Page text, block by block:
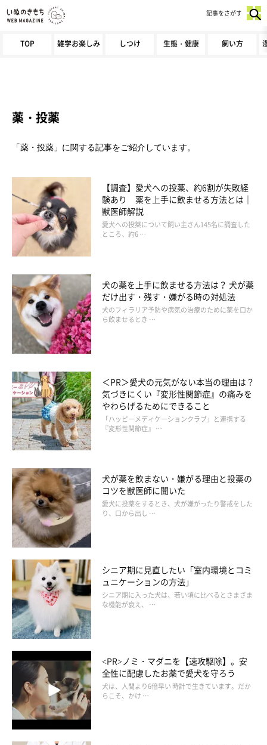
TOP 雑学お楽しみ しつけ 生態・健康 飼い方
記事をさがす
薬・投薬
「薬・投薬」に関する記事をご紹介しています。
【調査】愛犬への投薬、約6割が失敗経
験あり 薬を上手に飲ませる方法とは｜
獣医師解説
愛犬への投薬について飼い主さん145名に調査した
ところ、約6 …
犬の薬を上手に飲ませる方法は？ 犬が薬
だけ出す・残す・嫌がる時の対処法
犬のフィラリア予防や病気の治療のために薬を口か
ら飲ませるとき …
＜PR＞愛犬の元気がない本当の理由は？
気づきにくい『変形性関節症』の痛みを
やわらげるためにできること
「ハッピーメディケーションクラブ」と連携する
『変形性関節症』 …
犬が薬を飲まない・嫌がる理由と投薬の
コツを獣医師に聞いた
愛犬に投薬をするとき、犬が嫌がったり警戒をした
り、口から出し …
シニア期に見直したい「室内環境とコミ
ュニケーションの方法」
シニア期に入った犬は、若い頃に比べるとさまざま
な機能が衰え、 …
<PR>ノミ・マダニを【速攻駆除】。安
全性に配慮したお薬で愛犬を守ろう
犬は、人間より6倍早い 時計で生きています。だか
らこそ、かけ …